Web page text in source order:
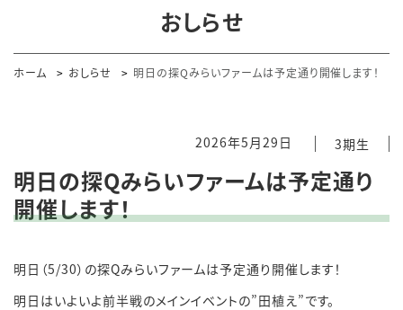
おしらせ
ホーム おしらせ 明日の探Qみらいファームは予定通り開催します！
2026年5月29日 3期生
明日の探Qみらいファームは予定通り
開催します！
明日（5/30）の探Qみらいファームは予定通り開催します！
明日はいよいよ前半戦のメインイベントの”田植え”です。